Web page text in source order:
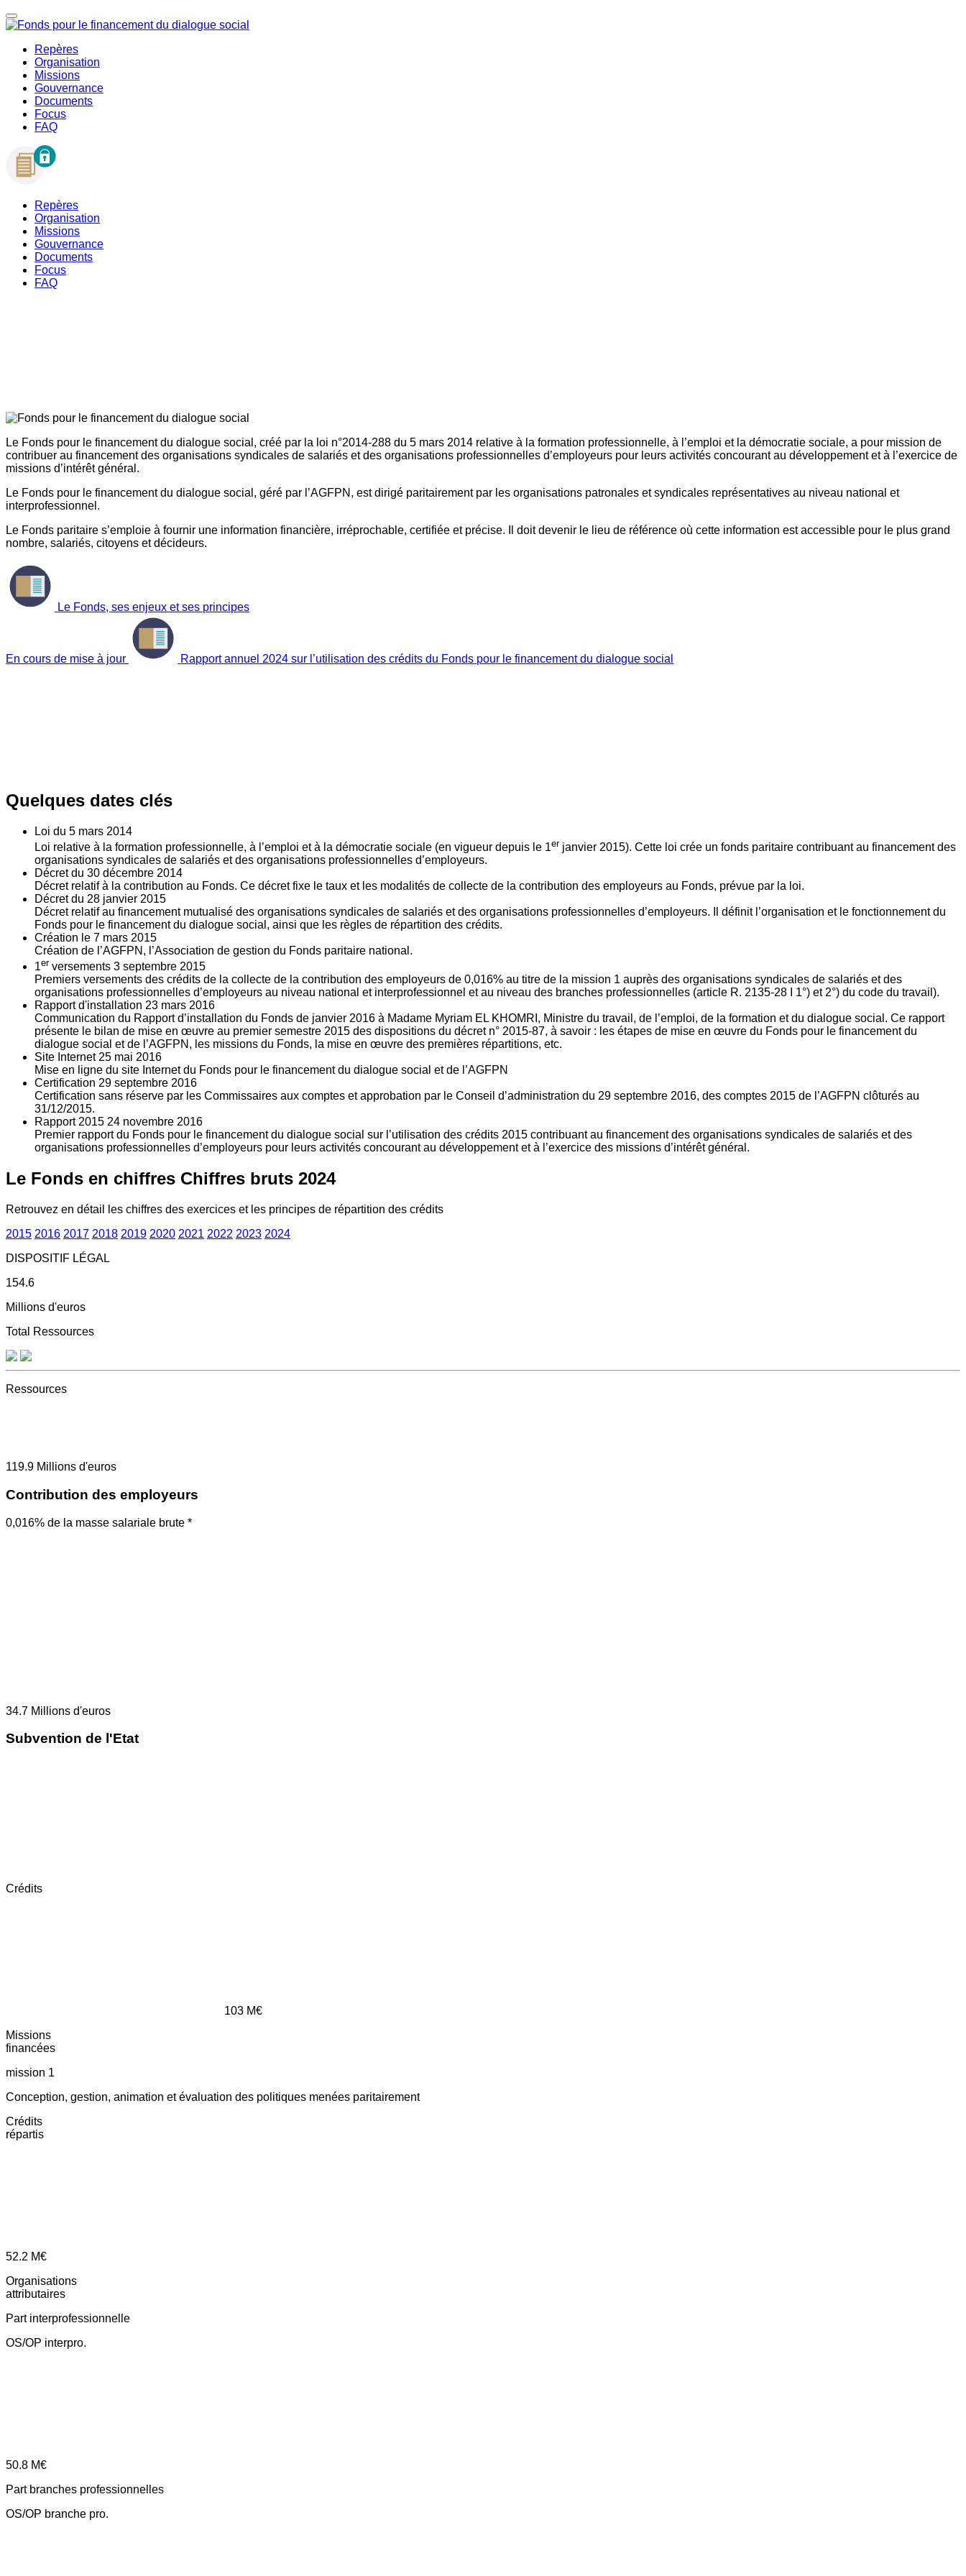
Repères
Organisation
Missions
Gouvernance
Documents
Focus
FAQ
Repères
Organisation
Missions
Gouvernance
Documents
Focus
FAQ
Le Fonds pour le financement du dialogue social, créé par la loi n°2014-288 du 5 mars 2014 relative à la formation professionnelle, à l’emploi et la démocratie sociale, a pour mission de
contribuer au financement des organisations syndicales de salariés et des organisations professionnelles d’employeurs pour leurs activités concourant au développement et à l’exercice de
missions d’intérêt général.
Le Fonds pour le financement du dialogue social, géré par l’AGFPN, est dirigé paritairement par les organisations patronales et syndicales représentatives au niveau national et
interprofessionnel.
Le Fonds paritaire s’emploie à fournir une information financière, irréprochable, certifiée et précise. Il doit devenir le lieu de référence où cette information est accessible pour le plus grand
nombre, salariés, citoyens et décideurs.
Le Fonds, ses enjeux et ses principes
En cours de mise à jour Rapport annuel 2024 sur l’utilisation des crédits du Fonds pour le financement du dialogue social
Quelques dates clés
Loi du 5 mars 2014
Loi relative à la formation professionnelle, à l’emploi et à la démocratie sociale (en vigueur depuis le 1er janvier 2015). Cette loi crée un fonds paritaire contribuant au financement des
organisations syndicales de salariés et des organisations professionnelles d’employeurs.
Décret du 30 décembre 2014
Décret relatif à la contribution au Fonds. Ce décret fixe le taux et les modalités de collecte de la contribution des employeurs au Fonds, prévue par la loi.
Décret du 28 janvier 2015
Décret relatif au financement mutualisé des organisations syndicales de salariés et des organisations professionnelles d’employeurs. Il définit l’organisation et le fonctionnement du
Fonds pour le financement du dialogue social, ainsi que les règles de répartition des crédits.
Création le 7 mars 2015
Création de l’AGFPN, l’Association de gestion du Fonds paritaire national.
1er versements 3 septembre 2015
Premiers versements des crédits de la collecte de la contribution des employeurs de 0,016% au titre de la mission 1 auprès des organisations syndicales de salariés et des
organisations professionnelles d’employeurs au niveau national et interprofessionnel et au niveau des branches professionnelles (article R. 2135‐28 I 1°) et 2°) du code du travail).
Rapport d'installation 23 mars 2016
Communication du Rapport d’installation du Fonds de janvier 2016 à Madame Myriam EL KHOMRI, Ministre du travail, de l’emploi, de la formation et du dialogue social. Ce rapport
présente le bilan de mise en œuvre au premier semestre 2015 des dispositions du décret n° 2015-87, à savoir : les étapes de mise en œuvre du Fonds pour le financement du
dialogue social et de l’AGFPN, les missions du Fonds, la mise en œuvre des premières répartitions, etc.
Site Internet 25 mai 2016
Mise en ligne du site Internet du Fonds pour le financement du dialogue social et de l’AGFPN
Certification 29 septembre 2016
Certification sans réserve par les Commissaires aux comptes et approbation par le Conseil d’administration du 29 septembre 2016, des comptes 2015 de l’AGFPN clôturés au
31/12/2015.
Rapport 2015 24 novembre 2016
Premier rapport du Fonds pour le financement du dialogue social sur l’utilisation des crédits 2015 contribuant au financement des organisations syndicales de salariés et des
organisations professionnelles d’employeurs pour leurs activités concourant au développement et à l’exercice des missions d’intérêt général.
Le Fonds en chiffres Chiffres bruts 2024
Retrouvez en détail les chiffres des exercices et les principes de répartition des crédits
2015 2016 2017 2018 2019 2020 2021 2022 2023 2024
DISPOSITIF LÉGAL
154.6
Millions d'euros
Total Ressources
Ressources
119.9 Millions d'euros
Contribution des employeurs
0,016% de la masse salariale brute *
34.7 Millions d'euros
Subvention de l'Etat
Crédits
103 M€
Missions
financées
mission 1
Conception, gestion, animation et évaluation des politiques menées paritairement
Crédits
répartis
52.2 M€
Organisations
attributaires
Part interprofessionnelle
OS/OP interpro.
50.8 M€
Part branches professionnelles
OS/OP branche pro.